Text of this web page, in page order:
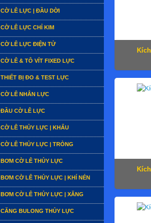
CỜ LÊ LỰC | ĐẦU DỜI
CỜ LÊ LỰC CHỈ KIM
CỜ LÊ LỰC ĐIỆN TỬ
CỜ LÊ & TÔ VÍT FIXED LỰC
THIẾT BỊ ĐO & TEST LỰC
CỜ LÊ NHÂN LỰC
ĐẦU CỜ LÊ LỰC
CỜ LÊ THỦY LỰC | KHẨU
CỜ LÊ THỦY LỰC | TRÒNG
BƠM CỜ LÊ THỦY LỰC
BƠM CỜ LÊ THỦY LỰC | KHÍ NÉN
BƠM CỜ LÊ THỦY LỰC | XĂNG
CĂNG BULONG THỦY LỰC